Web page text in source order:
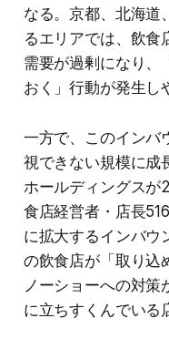
なる。京都、北海道
るエリアでは、飲食
需要が過剰になり、
おく」行動が発生し
一方で、このインバ
視できない規模に成
ホールディングスが
食店経営者・店長
に拡大するインバウ
の飲食店が「取り込
ノーショーへの対策
に立ちすくんでいる